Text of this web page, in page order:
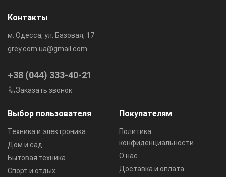
Выбор пользователя
Техника и электроника
Дом и сад
Бытовая техника
Спорт и отдых
Покупателям
Политика
конфиденциальности
О нас
Доставка и оплата
Контакты
м. Одесса, ул. Базовая, 17
grey.com.ua@gmail.com
+38 (044) 333-40-21
Заказать звонок